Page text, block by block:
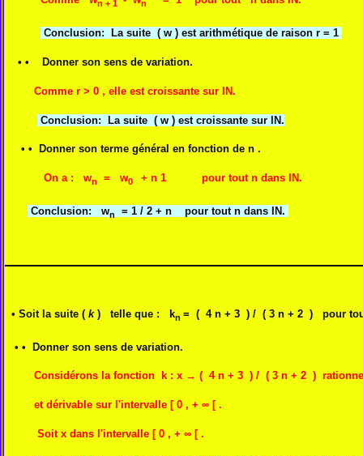
n + 1 n
Conclusion: La suite ( w ) est arithmétique de raison r = 1
• • Donner son sens de variation.
Comme r > 0 , elle est croissante sur IN.
Conclusion: La suite ( w ) est croissante sur IN.
• • Donner son terme général en fonction de n .
On a : wn = w0 + n 1 pour tout n dans IN.
Conclusion: wn = 1 / 2 + n pour tout n dans IN.
• Soit la suite ( k ) telle que : kn = ( 4 n + 3 ) / ( 3 n + 2 ) pour
• • Donner son sens de variation.
Considérons la fonction k : x → ( 4 n + 3 ) / ( 3 n + 2 )
et dérivable sur l'intervalle [ 0 , + ∞ [ .
Soit x dans l'intervalle [